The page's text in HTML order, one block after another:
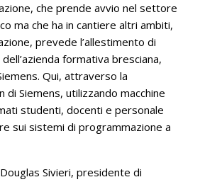
che prende avvio nel settore
ma che ha in cantiere altri ambiti,
prevede l’allestimento di
formativa bresciana,
Qui, attraverso la
di Siemens, utilizzando macchine
studenti, docenti e personale
sui sistemi di programmazione a
Sivieri, presidente di